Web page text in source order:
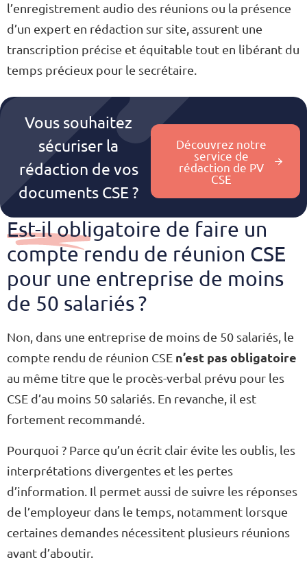
l’enregistrement audio des réunions ou la présence
d’un expert en rédaction sur site, assurent une
transcription précise et équitable tout en libérant du
temps précieux pour le secrétaire.
Vous souhaitez
sécuriser la
rédaction de vos
documents CSE ?
Découvrez notre
service de
rédaction de PV
CSE
Est-il obligatoire de faire un
compte rendu de réunion CSE
pour une entreprise de moins
de 50 salariés ?
Non, dans une entreprise de moins de 50 salariés, le
compte rendu de réunion CSE n’est pas obligatoire
au même titre que le procès-verbal prévu pour les
CSE d’au moins 50 salariés. En revanche, il est
fortement recommandé.
Pourquoi ? Parce qu’un écrit clair évite les oublis, les
interprétations divergentes et les pertes
d’information. Il permet aussi de suivre les réponses
de l’employeur dans le temps, notamment lorsque
certaines demandes nécessitent plusieurs réunions
avant d’aboutir.